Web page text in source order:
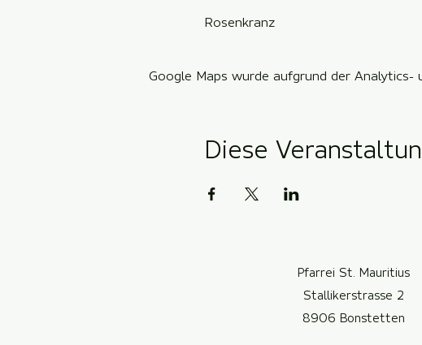
Rosenkranz
Google Maps wurde aufgrund der
Diese
Pfarrei St. Mauritius
Stallikerstrasse 2
8906 Bonstetten